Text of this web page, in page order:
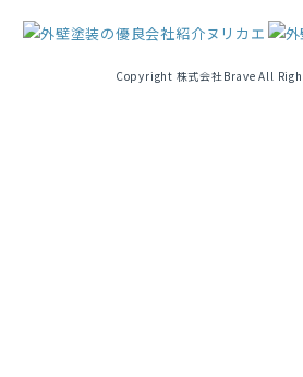
Copyright 株式会社Brave All